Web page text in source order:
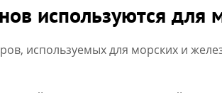
используются
используемых для морских и